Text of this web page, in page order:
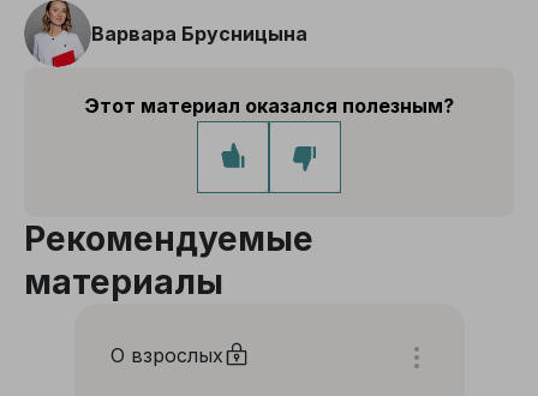
Варвара Брусницына
Этот материал оказался полезным?
Рекомендуемые
материалы
О взрослых